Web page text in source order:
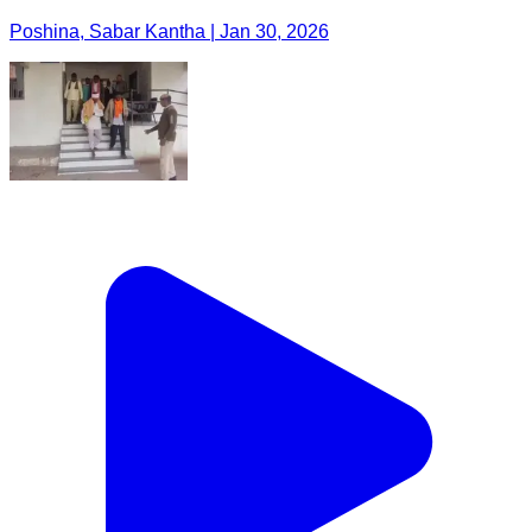
Poshina, Sabar Kantha | Jan 30, 2026